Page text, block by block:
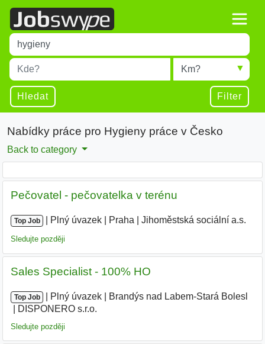
Title
Type 1 or more characters for results.
Místo
Type 1 or more characters for results.
Radius
Hledat Filter
Nabídky práce pro Hygieny práce v Česko
Back to category
Pečovatel - pečovatelka v terénu
Top Job Plný úvazek Praha Jihoměstská sociální a.s.
Sledujte později
Sales Specialist - 100% HO
Top Job Plný úvazek Brandýs nad Labem-Stará Bolesl
DISPONERO s.r.o.
Sledujte později